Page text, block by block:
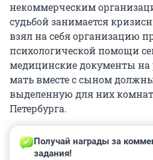
некоммерческим
судьбой занимается
взял на себя организацию
психологической помощи
медицинские документы на
мать вместе с сыном
выделенную для них
Петербурга.
Получай награды за
задания!